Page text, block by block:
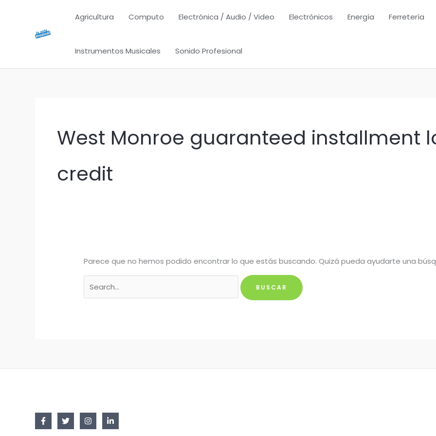
contenido
Agricultura Computo Electrónica / Audio / Video Electrónicos Energía Ferretería
Instrumentos Musicales Sonido Profesional
West Monroe guaranteed installment
credit
Parece que no hemos podido encontrar lo que estás buscando. Quizá pueda ayudarte una